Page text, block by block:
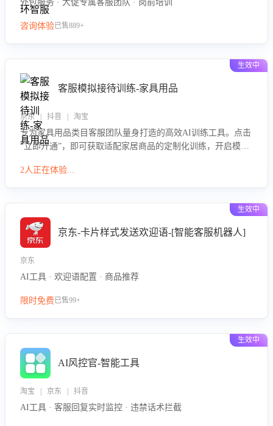
外包服务 · 大促专属客服团队 · 岗前培训
咨询体验已售889+
生效中
客服模拟接待训练-家具用品
京东 | 抖音 | 淘宝
专为家具用品类目客服团队量身打造的高效AI训练工具。点击
“立即开通”，即可获取适配家居商品的定制化训练，开启模拟
参数咨询等高频场景下的专业应对能力。
2人正在体验...
生效中
京东-卡片样式发送欢迎语-[智能客服机器人]
京东
AI工具 · 欢迎语配置 · 商品推荐
限时免费已售99+
生效中
AI风控官-智能工具
淘宝 | 京东 | 抖音
AI工具 · 客服回复实时监控 · 违禁话术拦截